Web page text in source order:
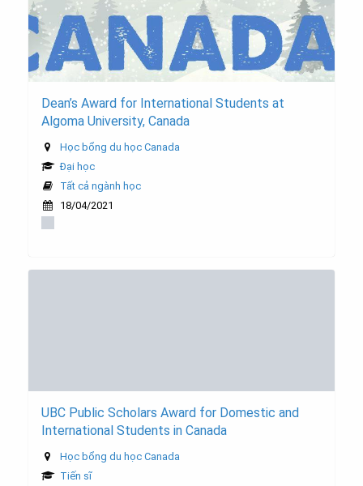
Dean’s Award for International Students at
Algoma University, Canada
Học bổng du học Canada
Đại học
Tất cả ngành học
18/04/2021
UBC Public Scholars Award for Domestic and
International Students in Canada
Học bổng du học Canada
Tiến sĩ